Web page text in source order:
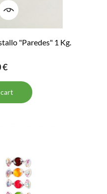
"Paredes" 1 Kg.
€